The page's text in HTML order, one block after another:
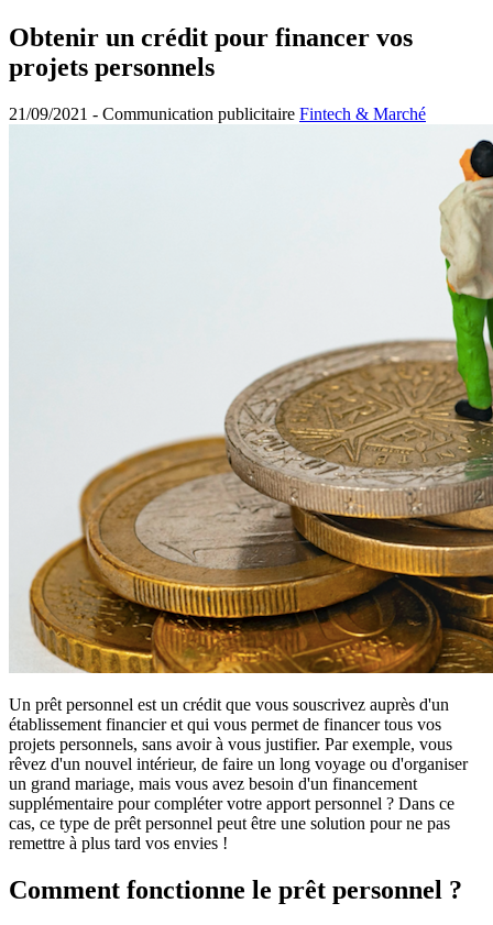
Obtenir un crédit pour financer vos
projets personnels
21/09/2021 - Communication publicitaire Fintech & Marché
Un prêt personnel est un crédit que vous souscrivez auprès d'un
établissement financier et qui vous permet de financer tous vos
projets personnels, sans avoir à vous justifier. Par exemple, vous
rêvez d'un nouvel intérieur, de faire un long voyage ou d'organiser
un grand mariage, mais vous avez besoin d'un financement
supplémentaire pour compléter votre apport personnel ? Dans ce
cas, ce type de prêt personnel peut être une solution pour ne pas
remettre à plus tard vos envies !
Comment fonctionne le prêt personnel ?